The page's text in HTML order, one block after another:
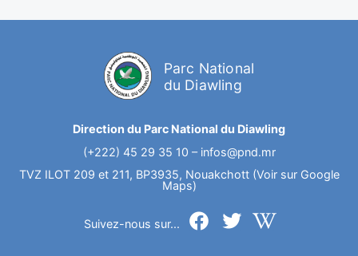
Parc National
du Diawling
Direction du Parc National du Diawling
(+222) 45 29 35 10 – infos@pnd.mr
TVZ ILOT 209 et 211, BP3935, Nouakchott (Voir sur Google
Maps)
Suivez-nous sur...